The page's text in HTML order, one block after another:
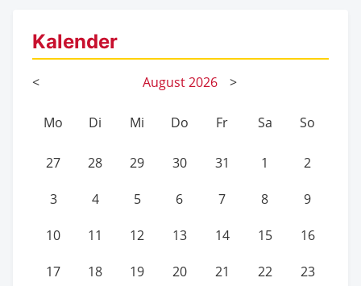
Kalender
< August2026 >
Mo Di Mi Do Fr Sa So
27 28 29 30 31 1 2
3 4 5 6 7 8 9
10 11 12 13 14 15 16
17 18 19 20 21 22 23